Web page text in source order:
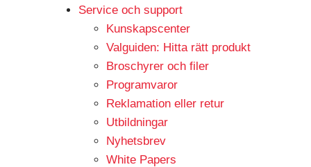
Service och support
Kunskapscenter
Valguiden: Hitta rätt produkt
Broschyrer och filer
Programvaror
Reklamation eller retur
Utbildningar
Nyhetsbrev
White Papers